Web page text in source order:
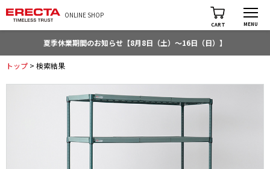
ONLINE SHOP
CART MENU
夏季休業期間のお知らせ【8月8日（土）～16日（日）】
トップ > 検索結果